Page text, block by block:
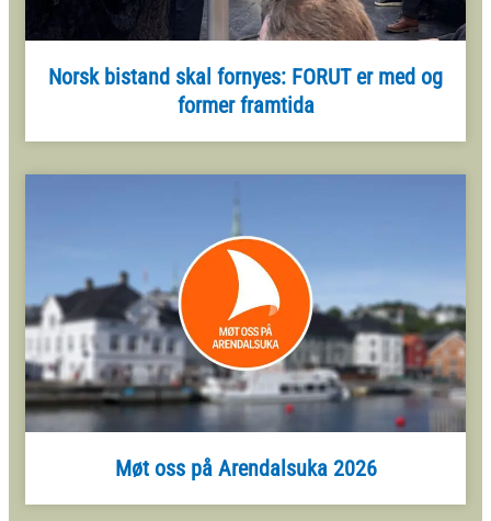
Norsk bistand skal fornyes: FORUT er med og
former framtida
Møt oss på Arendalsuka 2026